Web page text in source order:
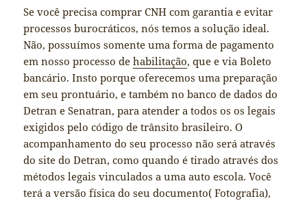
Se você precisa comprar CNH com garantia e evitar
processos burocráticos, nós temos a solução ideal.
Não, possuímos somente uma forma de pagamento
em nosso processo dehabilitação, que e via Boleto
bancário. Insto porque oferecemos uma preparação
em seu prontuário, e também no banco de dados do
Detran e Senatran, para atender a todos os os legais
exigidos pelo código de trânsito brasileiro. O
acompanhamento do seu processo não será através
do site do Detran, como quando é tirado através dos
métodos legais vinculados a uma auto escola. Você
terá a versão física do seu documento( Fotografia),